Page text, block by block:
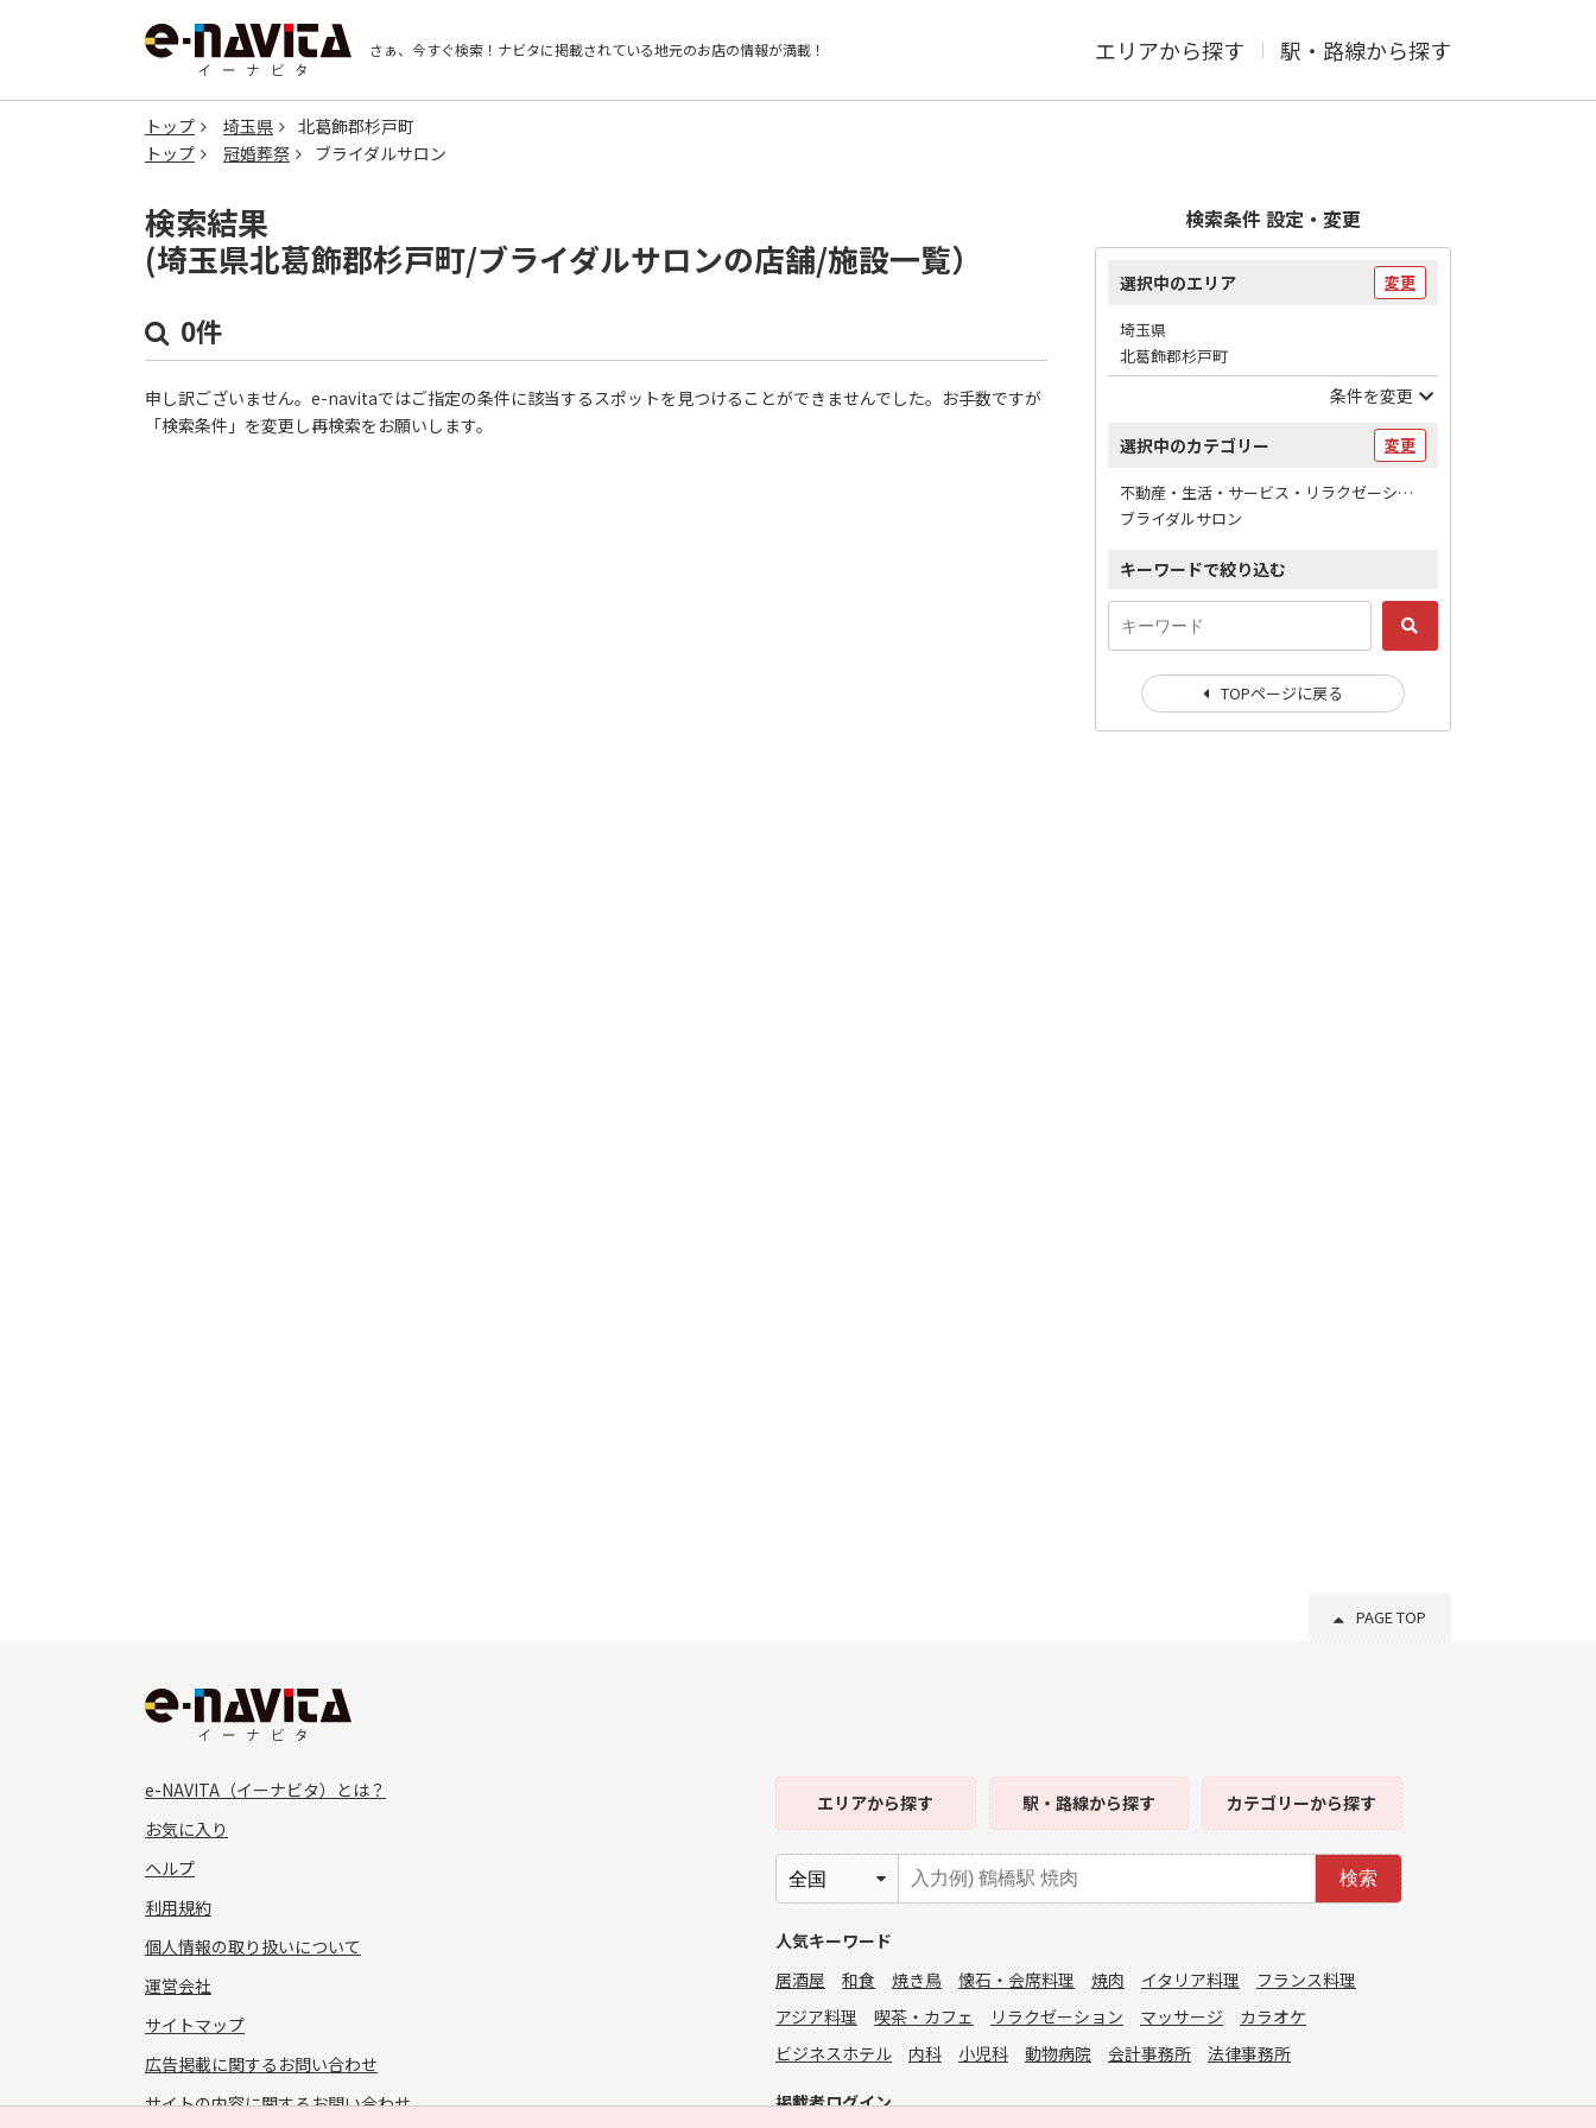
さぁ、今すぐ検索！ ナビタに掲載されている地元のお店の情報が満載！ エリアから探す 駅・路線から探す
トップ 埼玉県
北葛飾郡杉戸町
トップ
冠婚葬祭 ブライダルサロン
検索結果
(埼玉県北葛飾郡杉戸町/ブライダルサロンの店舗/施設一覧）
0件
申し訳ございません。e-navitaではご指定の条件に該当するスポットを見つけることができませんでした。お手数ですが
「検索条件」を変更し再検索をお願いします。
検索条件 設定・変更
選択中のエリア 変更
埼玉県
北葛飾郡杉戸町
条件を変更
選択中のカテゴリー 変更
不動産・生活・サービス・リラクゼーション / 冠婚葬祭
ブライダルサロン
キーワードで絞り込む
TOPページに戻る
PAGE TOP
e-NAVITA（イーナビタ）とは？
お気に入り
ヘルプ
利用規約
個人情報の取り扱いについて
運営会社
サイトマップ
広告掲載に関するお問い合わせ
サイトの内容に関するお問い合わせ
エリアから探す 駅・路線から探す カテゴリーから探す
検索
人気キーワード
居酒屋
和食 焼き鳥 懐石・会席料理 焼肉 イタリア料理
フランス料理
アジア料理
喫茶・カフェ リラクゼーション マッサージ
カラオケ
ビジネスホテル
内科 小児科 動物病院 会計事務所 法律事務所
掲載者ログイン